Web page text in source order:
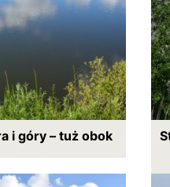
i góry – tuż obok